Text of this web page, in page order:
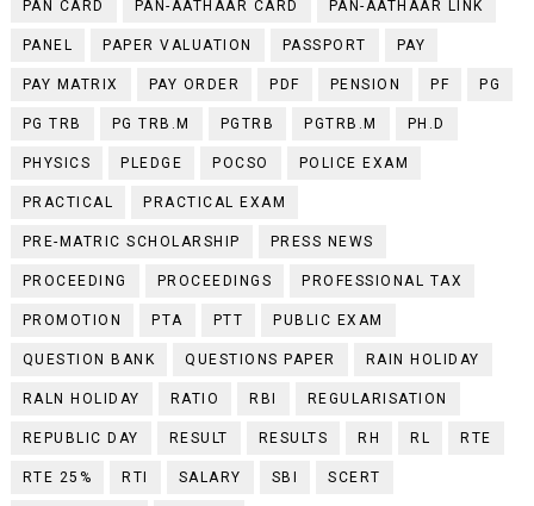
PAN CARD PAN-AATHAAR CARD PAN-AATHAAR LINK
PANEL PAPER VALUATION PASSPORT PAY
PAY MATRIX PAY ORDER PDF PENSION PF PG
PG TRB PG TRB.M PGTRB PGTRB.M PH.D
PHYSICS PLEDGE POCSO POLICE EXAM
PRACTICAL PRACTICAL EXAM
PRE-MATRIC SCHOLARSHIP PRESS NEWS
PROCEEDING PROCEEDINGS PROFESSIONAL TAX
PROMOTION PTA PTT PUBLIC EXAM
QUESTION BANK QUESTIONS PAPER RAIN HOLIDAY
RALN HOLIDAY RATIO RBI REGULARISATION
REPUBLIC DAY RESULT RESULTS RH RL RTE
RTE 25% RTI SALARY SBI SCERT